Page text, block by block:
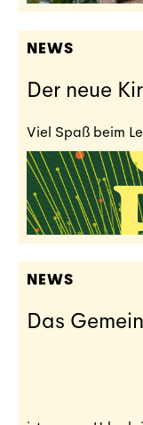
NEWS
Der neue
Viel Spaß beim
NEWS
Das